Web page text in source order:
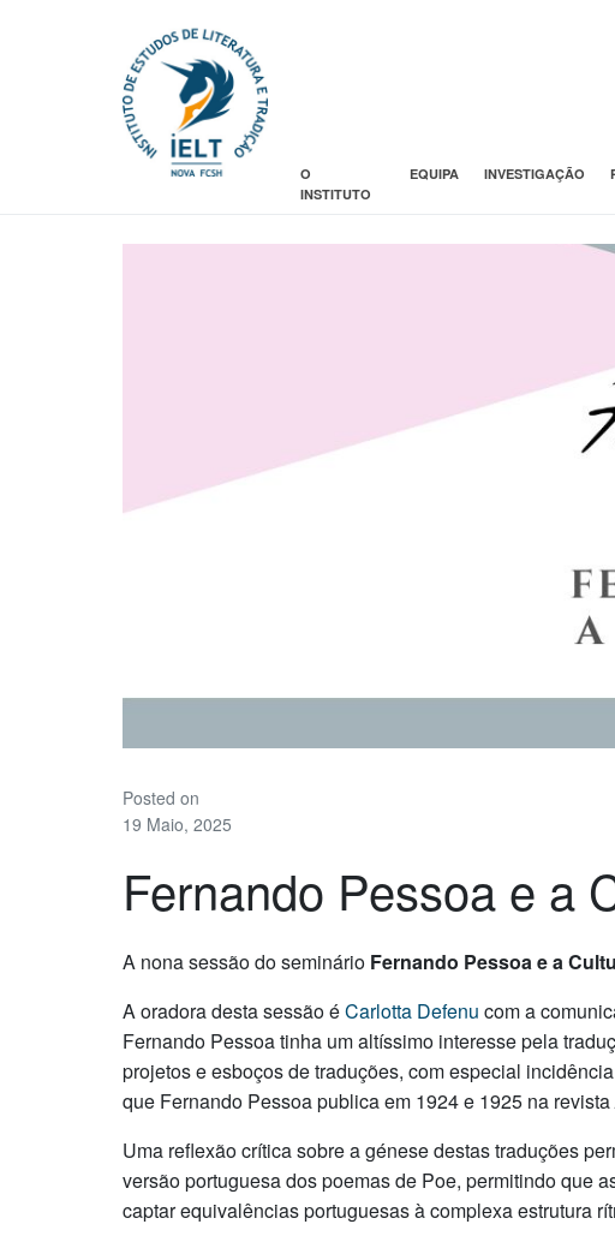
O
INSTITUTO
EQUIPA INVESTIGAÇÃO
Posted on
19 Maio, 2025
Fernando Pessoa e a
A nona sessão do seminário Fernando Pessoa e a
A oradora desta sessão éCarlotta Defenu com a
Fernando Pessoa tinha um altíssimo interesse pela
projetos e esboços de traduções, com especial
que Fernando Pessoa publica em 1924 e 1925 na revista
Uma reflexão crítica sobre a génese destas traduções
versão portuguesa dos poemas de Poe, permitindo que
captar equivalências portuguesas à complexa estrutura